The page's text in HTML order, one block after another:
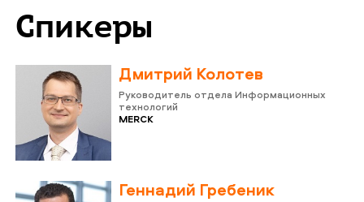
Спикеры
Дмитрий Колотев
Руководитель отдела Информационных
технологий
MERCK
Геннадий Гребеник